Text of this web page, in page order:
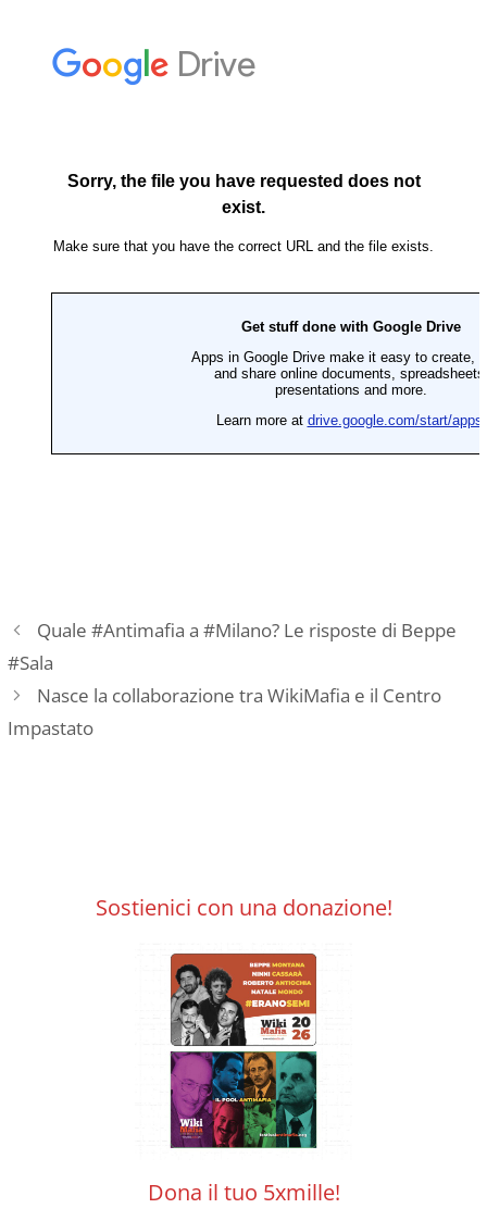
Quale #Antimafia a #Milano? Le risposte di Beppe
#Sala
Nasce la collaborazione tra WikiMafia e il Centro
Impastato
Sostienici con una donazione!
Dona il tuo 5xmille!